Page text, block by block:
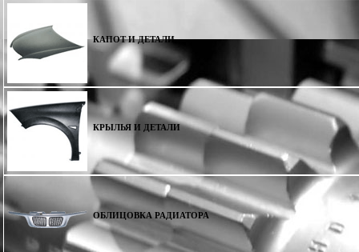
КАПОТ И ДЕТАЛИ
КРЫЛЬЯ И ДЕТАЛИ
ОБЛИЦОВКА РАДИАТОРА